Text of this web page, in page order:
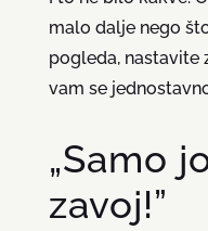
malo dalje nego
pogleda, nastavite
vam se
„Samo
zavoj!”